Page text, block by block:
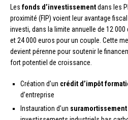
Les fonds d’investissementdans les
proximité (FIP) voient leur avantage
investi, dans la limite annuelle de 12
et 24 000 euros pour un couple. Cette
devient pérenne pour soutenir le
fort potentiel de croissance.
Création d’un crédit d’impôt
d’entreprise
Instauration d’un